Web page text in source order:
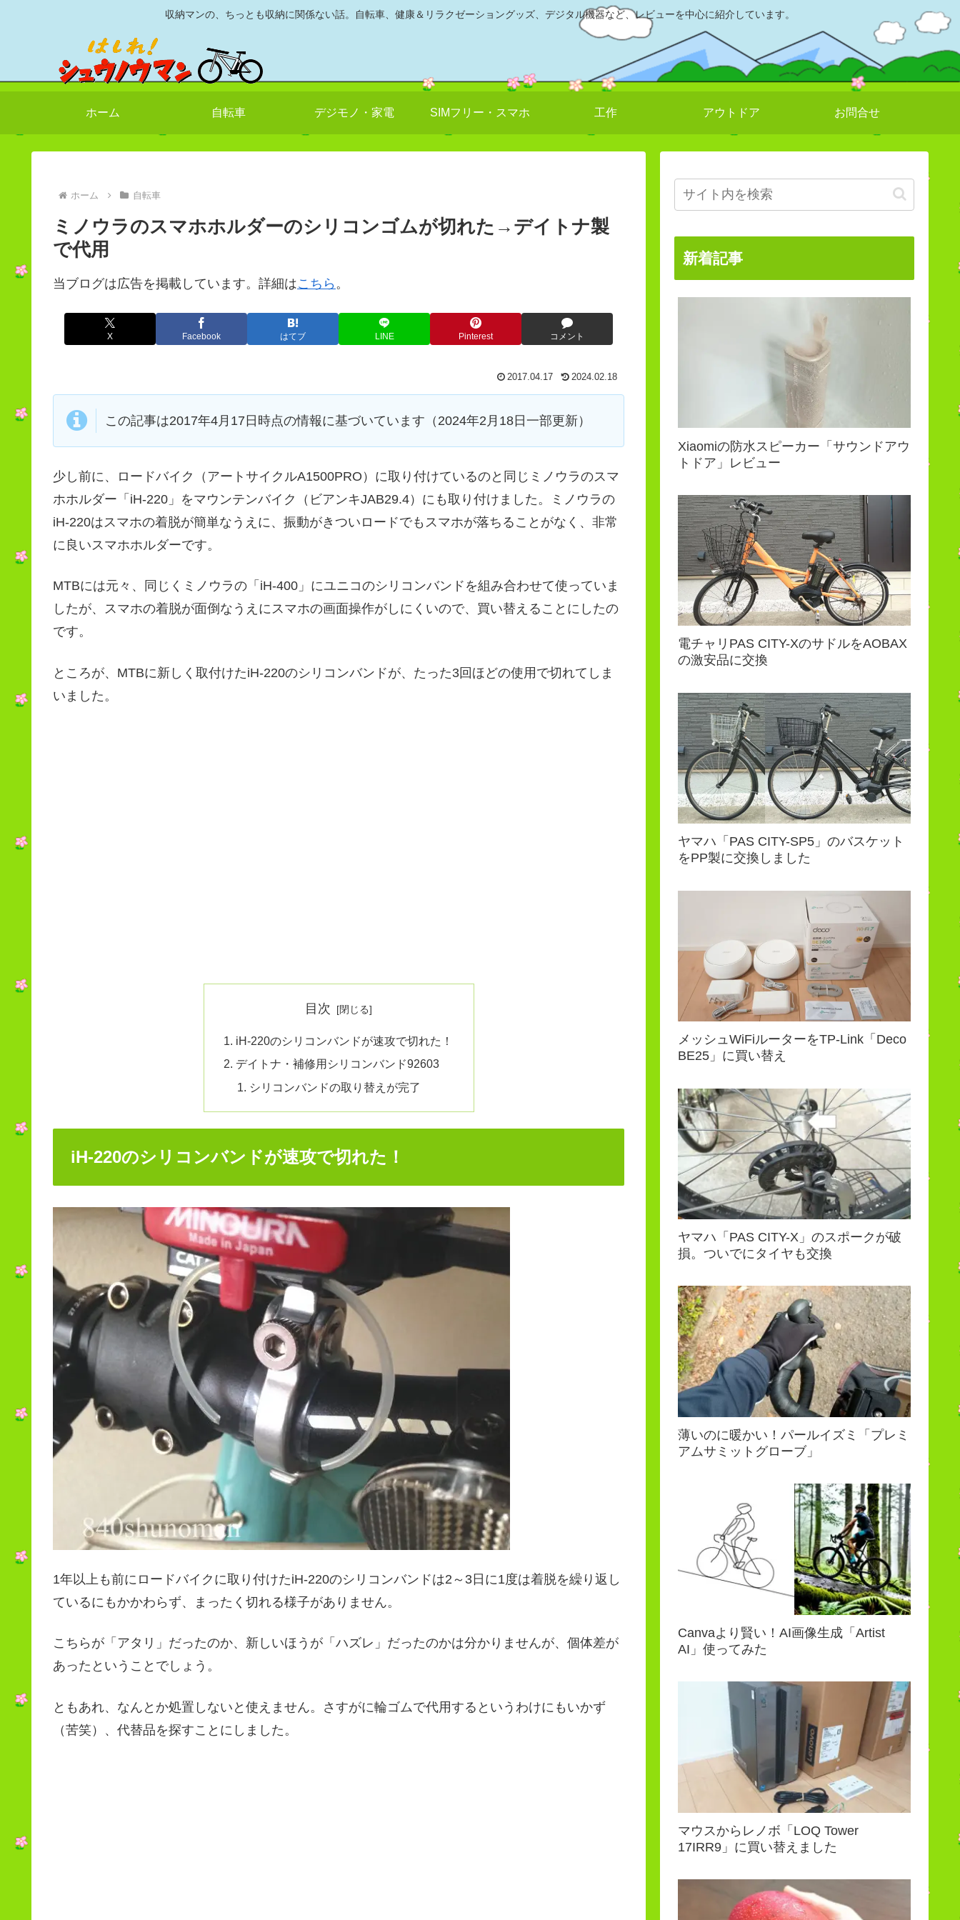
収納マンの、ちっとも収納に関係ない話。自転車、健康＆リラクゼーショングッズ、デジタル機器など、レビューを中心に紹介しています。
ホーム 自転車 デジモノ・家電 SIMフリー・スマホ 工作 アウトドア お問合せ
ホーム 自転車
ミノウラのスマホホルダーのシリコンゴムが切れた→デイトナ製
で代用
当ブログは広告を掲載しています。詳細はこちら 。
X Facebook はてブ LINE Pinterest コメント
2017.04.17 2024.02.18
この記事は2017年4月17日時点の情報に基づいています（2024年2月18日一部更新）
少し前に、ロードバイク（アートサイクルA1500PRO）に取り付けているのと同じミノウラのスマ
ホホルダー「iH-220」をマウンテンバイク（ビアンキJAB29.4）にも取り付けました。ミノウラの
iH-220はスマホの着脱が簡単なうえに、振動がきついロードでもスマホが落ちることがなく、非常
に良いスマホホルダーです。
MTBには元々、同じくミノウラの「iH-400」にユニコのシリコンバンドを組み合わせて使っていま
したが、スマホの着脱が面倒なうえにスマホの画面操作がしにくいので、買い替えることにしたの
です。
ところが、MTBに新しく取付けたiH-220のシリコンバンドが、たった3回ほどの使用で切れてしま
いました。
目次
iH-220のシリコンバンドが速攻で切れた！
デイトナ・補修用シリコンバンド92603
シリコンバンドの取り替えが完了
iH-220のシリコンバンドが速攻で切れた！
1年以上も前にロードバイクに取り付けたiH-220のシリコンバンドは2～3日に1度は着脱を繰り返し
ているにもかかわらず、まったく切れる様子がありません。
こちらが「アタリ」だったのか、新しいほうが「ハズレ」だったのかは分かりませんが、個体差が
あったということでしょう。
ともあれ、なんとか処置しないと使えません。さすがに輪ゴムで代用するというわけにもいかず
（苦笑）、代替品を探すことにしました。
新着記事
Xiaomiの防水スピーカー「サウンドアウ
トドア」レビュー
電チャリPAS CITY-XのサドルをAOBAX
の激安品に交換
ヤマハ「PAS CITY-SP5」のバスケット
をPP製に交換しました
メッシュWiFiルーターをTP-Link「Deco
BE25」に買い替え
ヤマハ「PAS CITY-X」のスポークが破
損。ついでにタイヤも交換
薄いのに暖かい！パールイズミ「プレミ
アムサミットグローブ」
Canvaより賢い！AI画像生成「Artist
AI」使ってみた
マウスからレノボ「LOQ Tower
17IRR9」に買い替えました